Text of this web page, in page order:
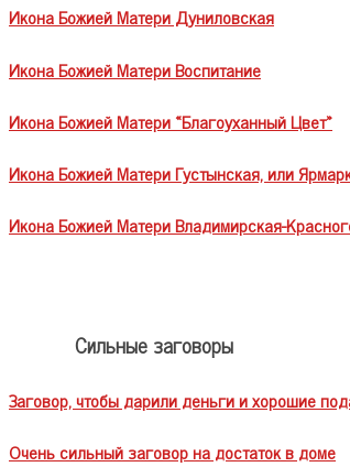
Икона Божией Матери Дуниловская
Икона Божией Матери Воспитание
Икона Божией Матери «Благоуханный Цвет»
Икона Божией Матери Густынская, или
Икона Божией Матери Владимирская-
Сильные заговоры
Заговор, чтобы дарили деньги и хорошие
Очень сильный заговор на достаток в доме